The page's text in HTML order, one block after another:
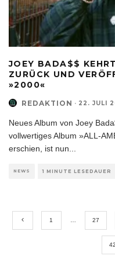
JOEY BADA$$
ZURÜCK UND
»2000«
REDAKTION · 22. JULI
Neues Album von Joey
vollwertiges Album »ALL-
erschien, ist nun
NEWS 1 MINUTE LESEDAUER
1 27
42